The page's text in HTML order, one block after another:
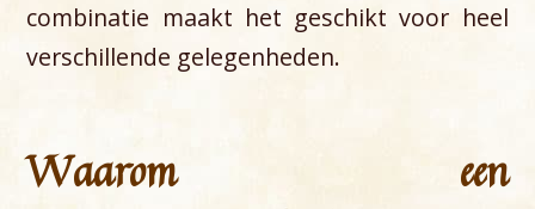
combinatie maakt het geschikt voor heel
verschillende gelegenheden.
Waarom een